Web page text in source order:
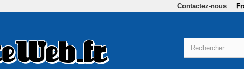
Contactez-nous